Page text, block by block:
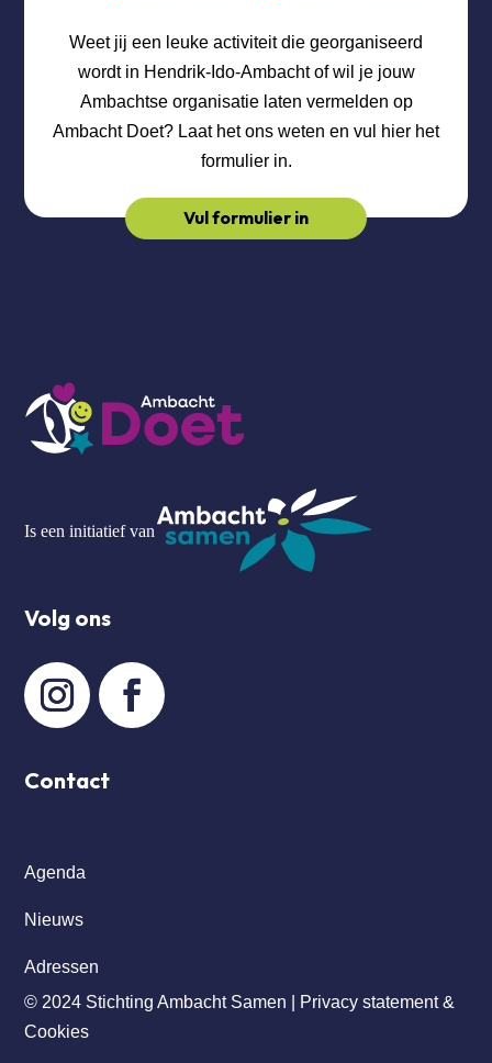
Weet jij een leuke activiteit die georganiseerd
wordt in Hendrik-Ido-Ambacht of wil je jouw
Ambachtse organisatie laten vermelden op
Ambacht Doet? Laat het ons weten en vul hier het
formulier in.
Vul formulier in
Is een initiatief van
Volg ons
Contact
Agenda
Nieuws
Adressen
© 2024 Stichting Ambacht Samen | Privacy statement &
Cookies